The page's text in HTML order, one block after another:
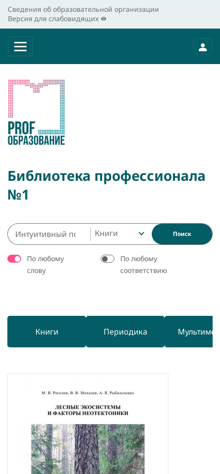
Сведения об образовательной организации
Версия для слабовидящих
Библиотека профессионала
№1
Книги Поиск
По любому
слову
По любому
соответствию
Книги Периодика